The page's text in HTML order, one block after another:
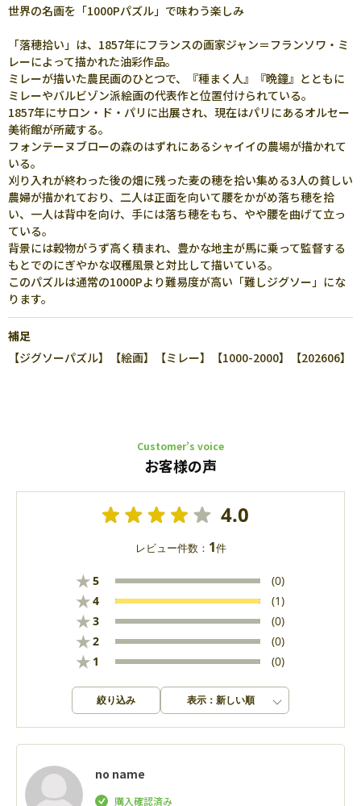
世界の名画を「1000Pパズル」で味わう楽しみ
「落穂拾い」は、1857年にフランスの画家ジャン＝フランソワ・ミ
レーによって描かれた油彩作品。
ミレーが描いた農民画のひとつで、『種まく人』『晩鐘』とともに
ミレーやバルビゾン派絵画の代表作と位置付けられている。
1857年にサロン・ド・パリに出展され、現在はパリにあるオルセー
美術館が所蔵する。
フォンテーヌブローの森のはずれにあるシャイイの農場が描かれて
いる。
刈り入れが終わった後の畑に残った麦の穂を拾い集める3人の貧しい
農婦が描かれており、二人は正面を向いて腰をかがめ落ち穂を拾
い、一人は背中を向け、手には落ち穂をもち、やや腰を曲げて立っ
ている。
背景には穀物がうず高く積まれ、豊かな地主が馬に乗って監督する
もとでのにぎやかな収穫風景と対比して描いている。
このパズルは通常の1000Pより難易度が高い「難しジグソー」にな
ります。
補足
【ジグソーパズル】【絵画】【ミレー】【1000-2000】【202606】
Customer’s voice
お客様の声
4.0
レビュー件数： 1件
★5 (0)
★4 (1)
★3 (0)
★2 (0)
★ 1 (0)
絞り込み 表示：新しい順
no name